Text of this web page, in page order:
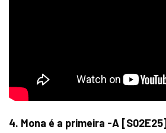
4. Mona é a primeira -A [S02E25]